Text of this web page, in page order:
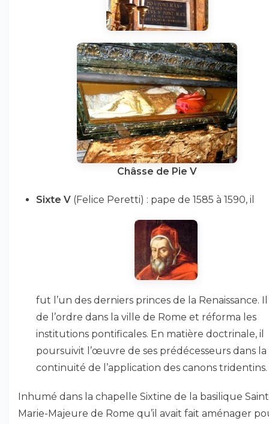
Châsse de Pie V
Sixte V (Felice Peretti) : pape de 1585 à 1590, il
fut l’un des derniers princes de la Renaissance.
de l’ordre dans la ville de Rome et réforma les
institutions pontificales. En matière doctrinale, il
poursuivit l’œuvre de ses prédécesseurs dans la
continuité de l’application des canons tridentins.
Inhumé dans la chapelle Sixtine de la basilique
Marie-Majeure de Rome qu’il avait fait aménager